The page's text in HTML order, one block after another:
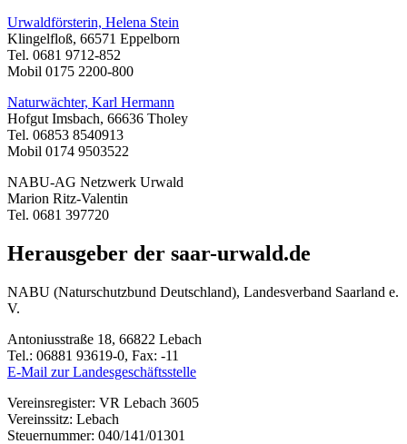
Urwaldförsterin, Helena Stein
Klingelfloß, 66571 Eppelborn
Tel. 0681 9712-852
Mobil 0175 2200-800
Naturwächter, Karl Hermann
Hofgut Imsbach, 66636 Tholey
Tel. 06853 8540913
Mobil 0174 9503522
NABU-AG Netzwerk Urwald
Marion Ritz-Valentin
Tel. 0681 397720
Herausgeber der saar-urwald.de
NABU (Naturschutzbund Deutschland), Landesverband Saarland e.
V.
Antoniusstraße 18, 66822 Lebach
Tel.: 06881 93619-0, Fax: -11
E-Mail zur Landesgeschäftsstelle
Vereinsregister: VR Lebach 3605
Vereinssitz: Lebach
Steuernummer: 040/141/01301